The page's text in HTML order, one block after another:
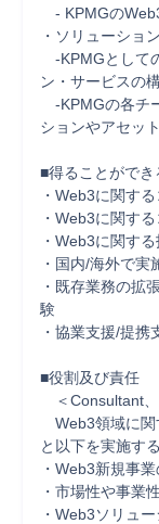
- KPMGの
・ソリューショ
-KPMGとして
ン・サービスの
-KPMGの各チ
ションやアセッ
■得ることがで
・Web3に関す
・Web3に関す
・Web3に関す
・国内/海外で
・既存業務の拡
験
・協業支援/提携
■役割及び責任
＜Consultant
Web3領域に関
と以下を実施する
・Web3新規事
・市場性や事業
・Web3ソリュ